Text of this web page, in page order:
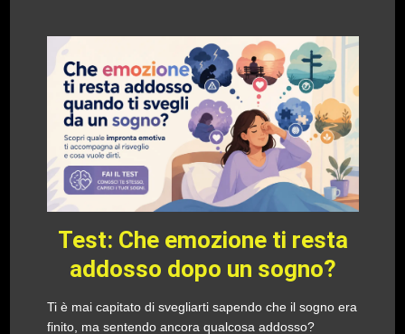
Test: Che emozione ti resta
addosso dopo un sogno?
Ti è mai capitato di svegliarti sapendo che il sogno era
finito, ma sentendo ancora qualcosa addosso?